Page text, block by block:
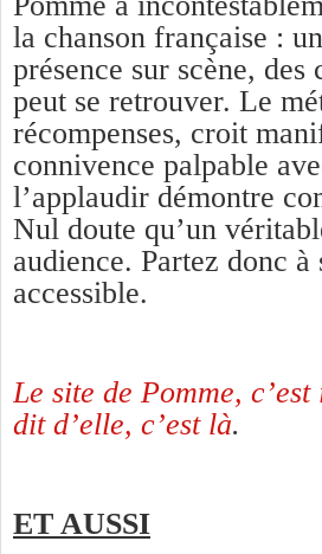
la chanson française :
présence sur scène,
peut se retrouver. Le
récompenses, croit
connivence palpable
l’applaudir démontre
Nul doute qu’un
audience. Partez donc
accessible.
Le site de Pomme,
dit d’elle, c’est là.
ET AUSSI